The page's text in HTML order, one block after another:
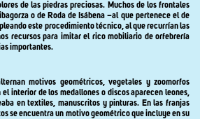
de las piedras preciosas. Muchos de los frontales
o de Roda de Isábena –al que pertenece el de
este procedimiento técnico, al que recurrían las
recursos para imitar el rico mobiliario de orfebrería
importantes.
motivos geométricos, vegetales y zoomorfos
interior de los medallones o discos aparecen leones,
entextiles, manuscritos y pinturas. En las franjas
se encuentra un motivo geométrico que incluye en su